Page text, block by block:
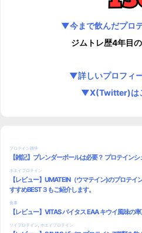
▼今まで飲んだプロ
ジムトレ歴4年目
▼詳しいプロフィ
▼X(Twitter)は